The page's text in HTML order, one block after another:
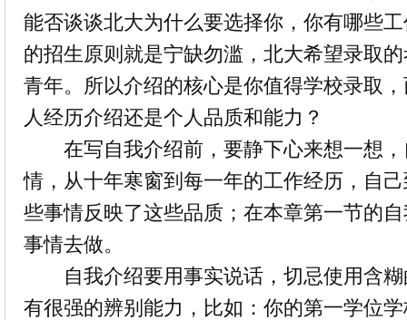
能否谈谈北大为什么要选择你，你有哪些
的招生原则就是宁缺勿滥，北大希望录取
青年。所以介绍的核心是你值得学校录取
人经历介绍还是个人品质和能力？
在写自我介绍前，要静下心来想一想，
情，从十年寒窗到每一年的工作经历，自
些事情反映了这些品质；在本章第一节的
事情去做。
自我介绍要用事实说话，切忌使用含糊
有很强的辨别能力，比如：你的第一学位